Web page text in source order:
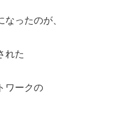
ったのが、
れた
ワークの